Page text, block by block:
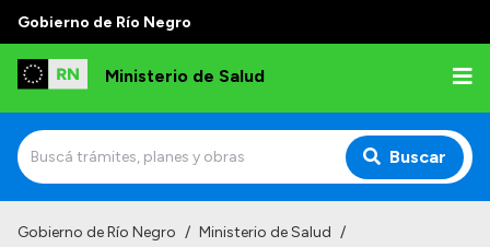
Gobierno de Río Negro
Ministerio de Salud
Buscar
Gobierno de Río Negro / Ministerio de Salud /